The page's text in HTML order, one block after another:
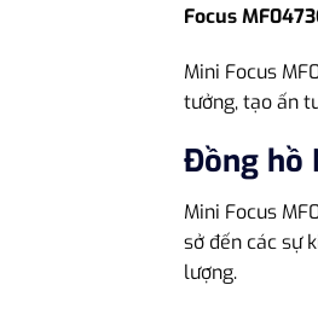
Focus
Mini Focus
tưởng, tạo ấn
Đồng hồ
Mini Focus
sở đến các sự
lượng.